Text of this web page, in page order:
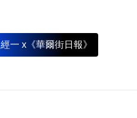
經一 x《華爾街日報》